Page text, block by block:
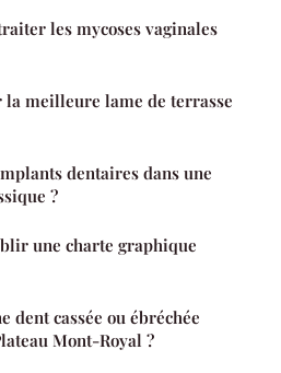
les mycoses vaginales
meilleure lame de terrasse
dentaires dans une
?
une charte graphique
dent cassée ou ébréchée
Mont-Royal ?